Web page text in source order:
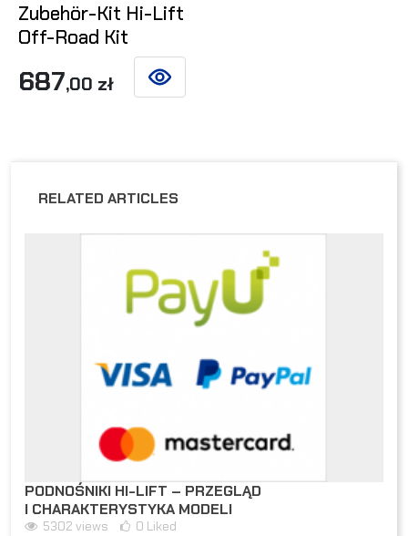
Zubehör-Kit Hi-Lift
Off-Road Kit
687,00 zł SIEHE DETAILS
RELATED ARTICLES
PODNOŚNIKI HI-LIFT – PRZEGLĄD
I CHARAKTERYSTYKA MODELI
5302 views 0 Liked